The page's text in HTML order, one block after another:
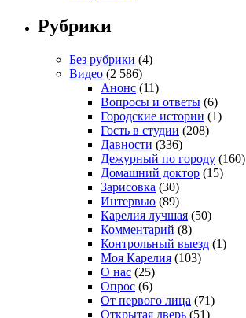
Рубрики
Без рубрики (4)
Видео (2 586)
Анонс (11)
Вопросы и ответы (6)
Городские истории (1)
Гость в студии (208)
Давности (336)
Дежурный по городу (160)
Домашний доктор (15)
Зарисовка (30)
Интервью (89)
Карелия лучшая (50)
Комментарий (8)
Контрольный выезд (1)
Моя Карелия (103)
О нас (25)
Опрос (6)
От первого лица (71)
Открытая дверь (51)